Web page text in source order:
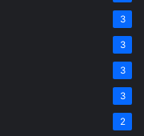
3
3
3
3
2